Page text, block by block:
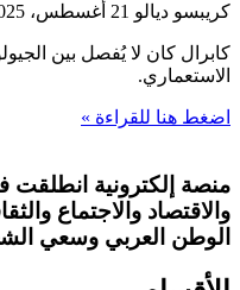
كريبسو ديالو 21 أغسطس، 2025
كابرال كان لا يُفصل بين
الاستعماري.
اضغط هنا للقراءة »
والاقتصاد والاجتماع
الوطن العربي وسعي